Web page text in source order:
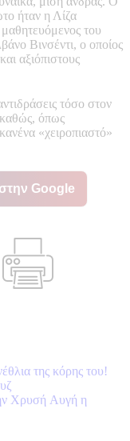
ήταν η Λίζα
του
Βινσέντι, ο οποίος
αξιόπιστους
τόσο στον
όπως
«χειροπιαστό»
Google
της κόρης του!
Χρυσή Aυγή η